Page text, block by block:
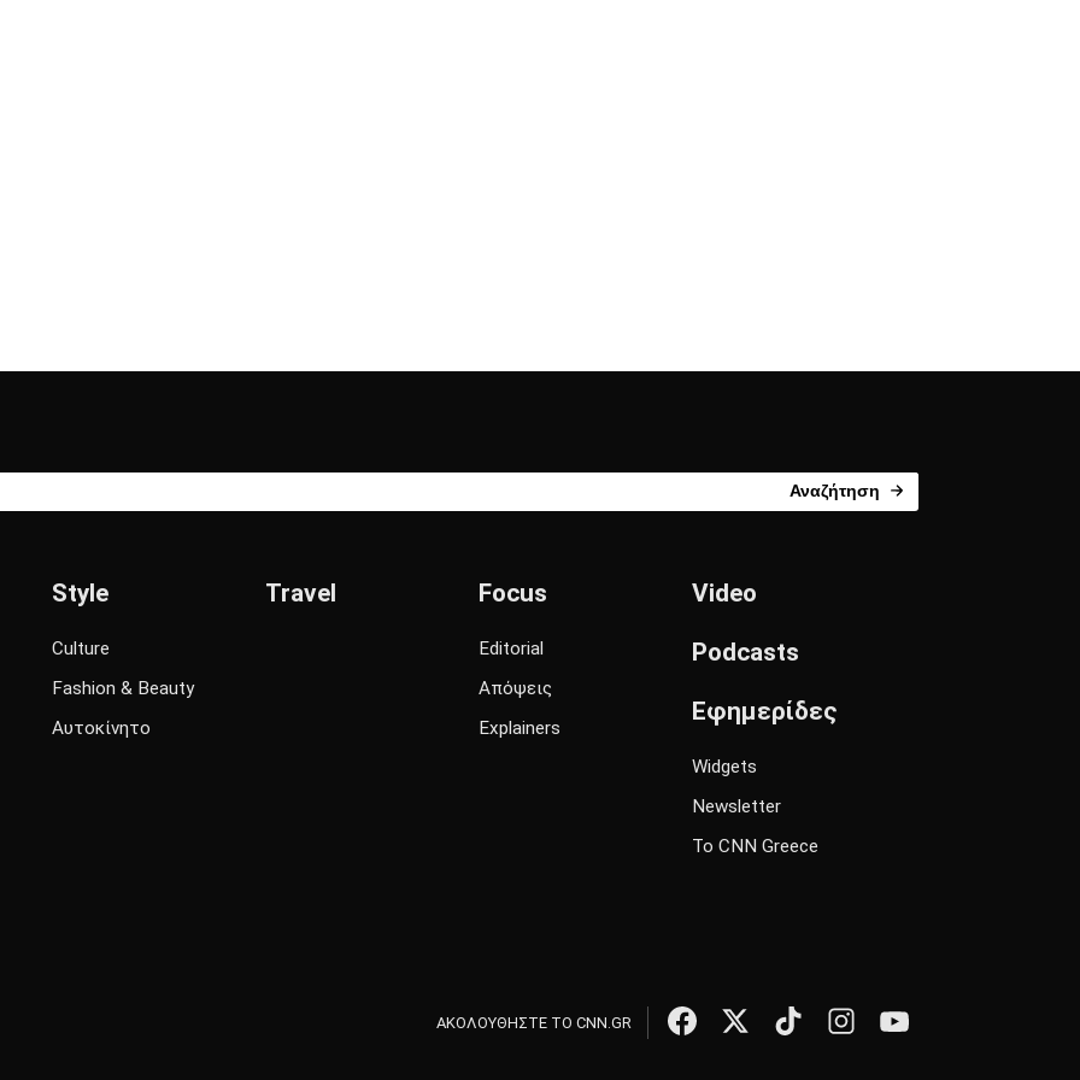
Αναζήτηση
Style
Culture
Fashion & Beauty
Αυτοκίνητο
Travel Focus
Editorial
Απόψεις
Explainers
Video
Podcasts
Εφημερίδες
Widgets
Newsletter
Το CNN Greece
ΑΚΟΛΟΥΘΗΣΤΕ ΤΟ CNN.GR